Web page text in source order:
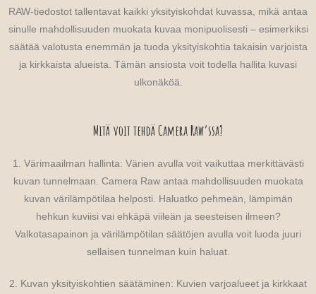
RAW-tiedostot tallentavat kaikki yksityiskohdat kuvassa, mikä antaa
sinulle mahdollisuuden muokata kuvaa monipuolisesti – esimerkiksi
säätää valotusta enemmän ja tuoda yksityiskohtia takaisin varjoista
ja kirkkaista alueista. Tämän ansiosta voit todella hallita kuvasi
ulkonäköä.
Mitä voit tehdä Camera Raw’ssa?
1. Värimaailman hallinta: Värien avulla voit vaikuttaa merkittävästi
kuvan tunnelmaan. Camera Raw antaa mahdollisuuden muokata
kuvan värilämpötilaa helposti. Haluatko pehmeän, lämpimän
hehkun kuviisi vai ehkäpä viileän ja seesteisen ilmeen?
Valkotasapainon ja värilämpötilan säätöjen avulla voit luoda juuri
sellaisen tunnelman kuin haluat.
2. Kuvan yksityiskohtien säätäminen: Kuvien varjoalueet ja kirkkaat